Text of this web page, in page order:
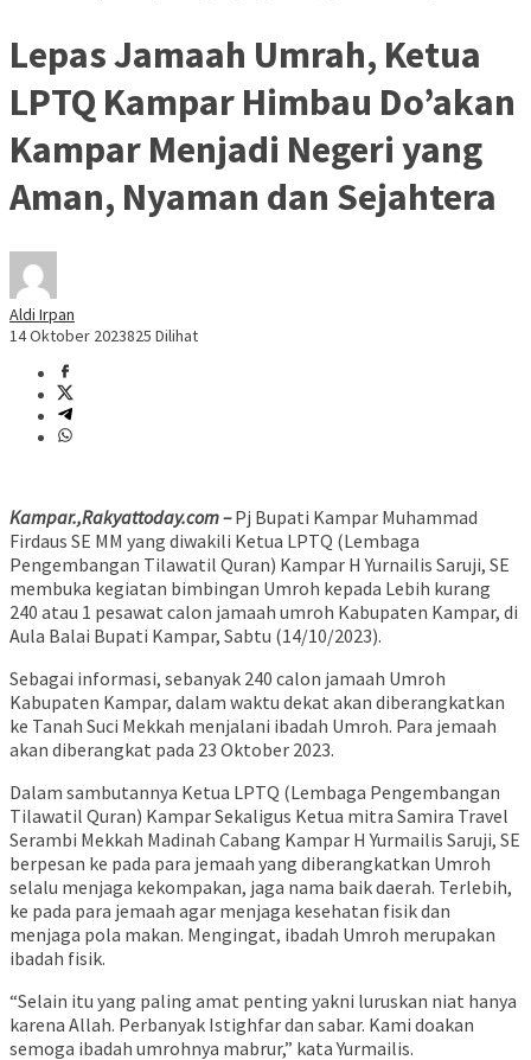
Lepas Jamaah Umrah, Ketua
LPTQ Kampar Himbau Do’akan
Kampar Menjadi Negeri yang
Aman, Nyaman dan Sejahtera
Aldi Irpan
14 Oktober 2023825 Dilihat
Kampar.,Rakyattoday.com – Pj Bupati Kampar Muhammad
Firdaus SE MM yang diwakili Ketua LPTQ (Lembaga
Pengembangan Tilawatil Quran) Kampar H Yurnailis Saruji, SE
membuka kegiatan bimbingan Umroh kepada Lebih kurang
240 atau 1 pesawat calon jamaah umroh Kabupaten Kampar, di
Aula Balai Bupati Kampar, Sabtu (14/10/2023).
Sebagai informasi, sebanyak 240 calon jamaah Umroh
Kabupaten Kampar, dalam waktu dekat akan diberangkatkan
ke Tanah Suci Mekkah menjalani ibadah Umroh. Para jemaah
akan diberangkat pada 23 Oktober 2023.
Dalam sambutannya Ketua LPTQ (Lembaga Pengembangan
Tilawatil Quran) Kampar Sekaligus Ketua mitra Samira Travel
Serambi Mekkah Madinah Cabang Kampar H Yurmailis Saruji, SE
berpesan ke pada para jemaah yang diberangkatkan Umroh
selalu menjaga kekompakan, jaga nama baik daerah. Terlebih,
ke pada para jemaah agar menjaga kesehatan fisik dan
menjaga pola makan. Mengingat, ibadah Umroh merupakan
ibadah fisik.
“Selain itu yang paling amat penting yakni luruskan niat hanya
karena Allah. Perbanyak Istighfar dan sabar. Kami doakan
semoga ibadah umrohnya mabrur,” kata Yurmailis.